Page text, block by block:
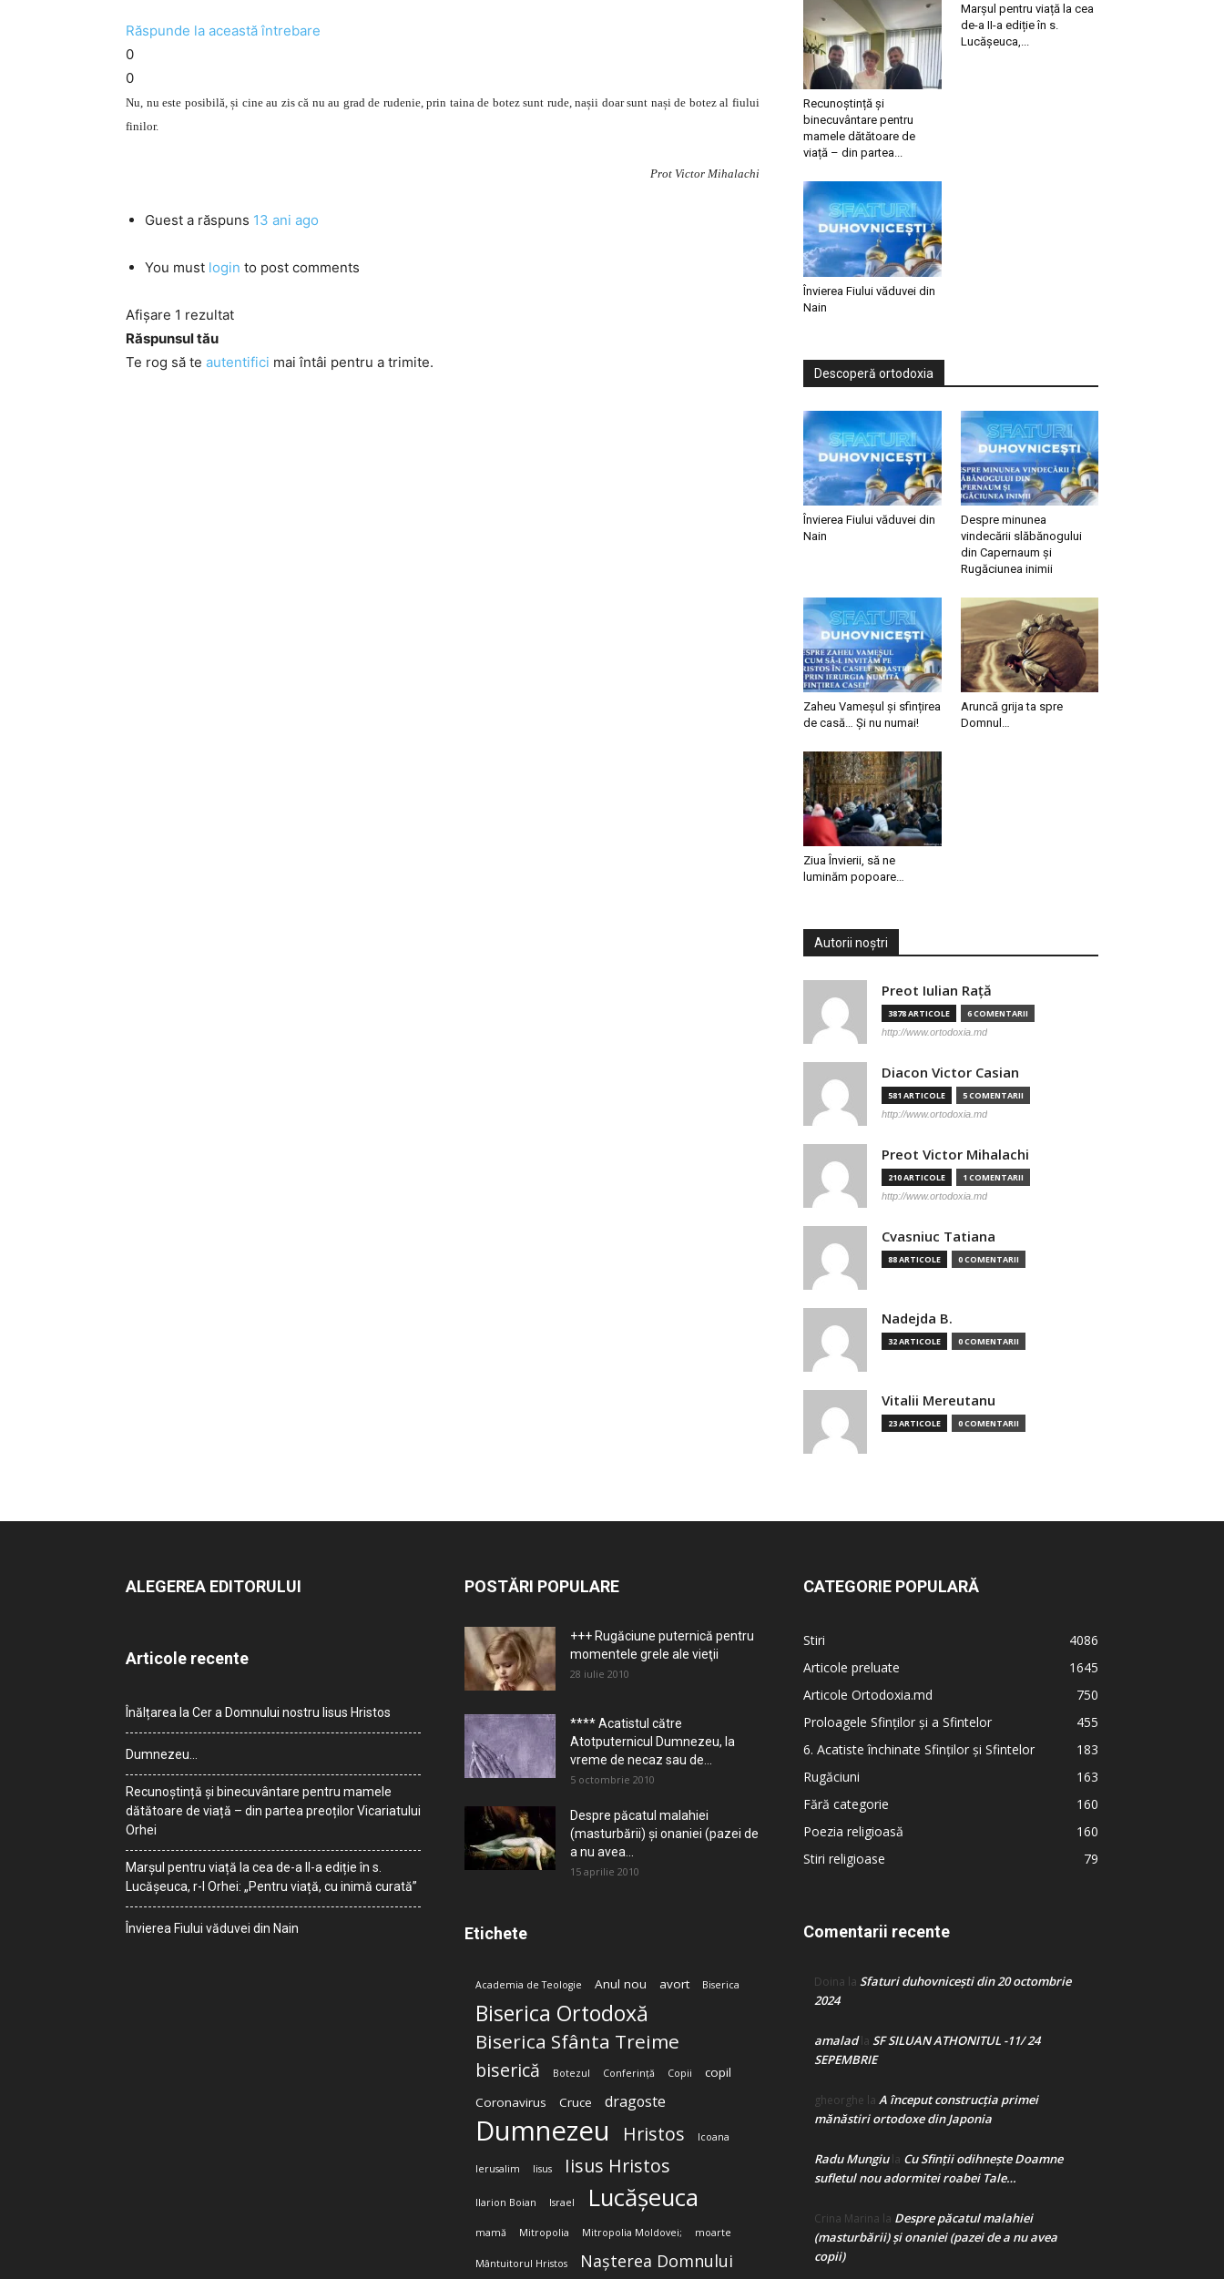
Răspunde la această întrebare
0
0
Nu, nu este posibilă, și cine au zis că nu au grad de rudenie, prin taina de botez sunt rude, nașii doar sunt nași de botez al fiului
finilor.
Prot Victor Mihalachi
Guest a răspuns 13 ani ago
You must login to post comments
Afișare 1 rezultat
Răspunsul tău
Te rog să te autentifici mai întâi pentru a trimite.
Recunoștință și
binecuvântare pentru
mamele dătătoare de
viață – din partea...
Marșul pentru viață la cea
de-a II-a ediție în s.
Lucășeuca,...
Învierea Fiului văduvei din
Nain
Descoperă ortodoxia
Învierea Fiului văduvei din
Nain
Despre minunea
vindecării slăbănogului
din Capernaum și
Rugăciunea inimii
Zaheu Vameșul și sfințirea
de casă… Și nu numai!
Aruncă grija ta spre
Domnul…
Ziua Învierii, să ne
luminăm popoare…
Autorii noștri
Preot Iulian Raţă
3878 ARTICOLE 6 COMENTARII
http://www.ortodoxia.md
Diacon Victor Casian
581 ARTICOLE 5 COMENTARII
http://www.ortodoxia.md
Preot Victor Mihalachi
210 ARTICOLE 1 COMENTARII
http://www.ortodoxia.md
Cvasniuc Tatiana
88 ARTICOLE 0 COMENTARII
Nadejda B.
32 ARTICOLE 0 COMENTARII
Vitalii Mereutanu
23 ARTICOLE 0 COMENTARII
ALEGEREA EDITORULUI
Articole recente
Înălțarea la Cer a Domnului nostru Iisus Hristos
Dumnezeu…
Recunoștință și binecuvântare pentru mamele
dătătoare de viață – din partea preoților Vicariatului
Orhei
Marșul pentru viață la cea de-a II-a ediție în s.
Lucășeuca, r-l Orhei: „Pentru viață, cu inimă curată”
Învierea Fiului văduvei din Nain
POSTĂRI POPULARE
+++ Rugăciune puternică pentru
momentele grele ale vieţii
28 iulie 2010
**** Acatistul către
Atotputernicul Dumnezeu, la
vreme de necaz sau de...
5 octombrie 2010
Despre păcatul malahiei
(masturbării) şi onaniei (pazei de
a nu avea...
15 aprilie 2010
Etichete
Academia de Teologie Anul nou avort Biserica
Biserica Ortodoxă
Biserica Sfânta Treime
biserică Botezul Conferință Copii
copil
Coronavirus
Cruce dragoste
Dumnezeu Hristos Icoana
Ierusalim Iisus Iisus Hristos
Ilarion Boian Israel Lucășeuca
mamă Mitropolia Mitropolia Moldovei; moarte
Mântuitorul Hristos Nașterea Domnului
CATEGORIE POPULARĂ
Stiri
4086
Articole preluate
1645
Articole Ortodoxia.md
750
Proloagele Sfinților și a Sfintelor
455
6. Acatiste închinate Sfinților și Sfintelor
183
Rugăciuni
163
Fără categorie
160
Poezia religioasă
160
Stiri religioase
79
Comentarii recente
Doina la Sfaturi duhovnicești din 20 octombrie
2024
amaladla SF SILUAN ATHONITUL -11/ 24
SEPEMBRIE
gheorghe la A început construcţia primei
mănăstiri ortodoxe din Japonia
Radu Mungiula Cu Sfinții odihnește Doamne
sufletul nou adormitei roabei Tale…
Crina Marina la Despre păcatul malahiei
(masturbării) şi onaniei (pazei de a nu avea
copii)